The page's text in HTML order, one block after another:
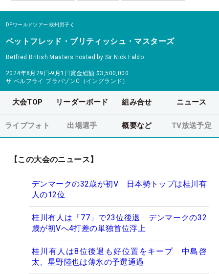
DPワールドツアー 欧州男子
ベットフレッド・ブリティッシュ・マスターズ
Betfred British Masters hosted by Sir Nick Faldo
2024年8月29日-9月1日賞金総額 $3,500,000
ザ ベルフライ ブラバゾンC（イングランド）
大会TOP リーダーボード 組み合せ ニュース
ライブフォト 出場選手 概要など TV放送予定
【この大会のニュース】
デンマークの32歳が初V 日本勢トップは桂川有
人の12位
桂川有人は「77」で23位後退 デンマークの32
歳が初Vへ4打差の単独首位浮上
桂川有人は8位後退も好位置をキープ 中島啓
太、星野陸也は薄氷の予選通過